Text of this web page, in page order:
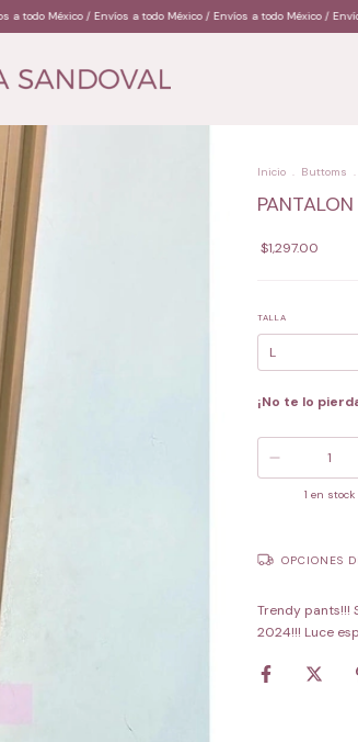
a todo México / Envíos a todo México / Envíos a todo México
Inicio . Buttoms .
$1,297.00
TALLA
¡No te lo
1 en stock
OPCIONES
Trendy pants!!!
2024!!! Luce